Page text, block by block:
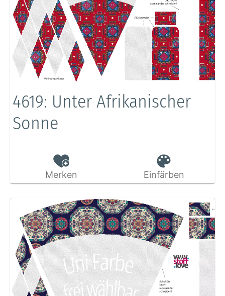
4619: Unter Afrikanischer
Sonne
Merken Einfärben